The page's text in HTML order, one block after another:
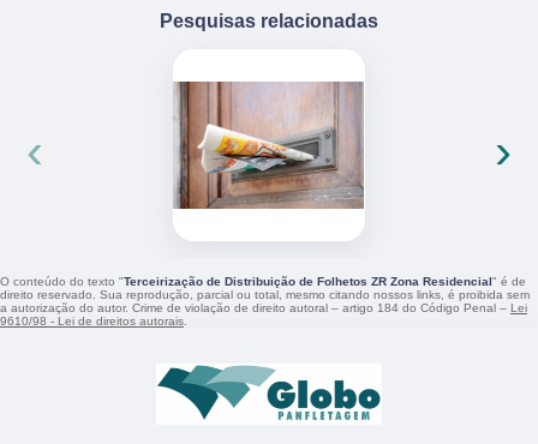
Pesquisas relacionadas
‹ ›
O conteúdo do texto "Terceirização de Distribuição de Folhetos ZR Zona Residencial" é de
direito reservado. Sua reprodução, parcial ou total, mesmo citando nossos links, é proibida sem
a autorização do autor. Crime de violação de direito autoral – artigo 184 do Código Penal – Lei
9610/98 - Lei de direitos autorais